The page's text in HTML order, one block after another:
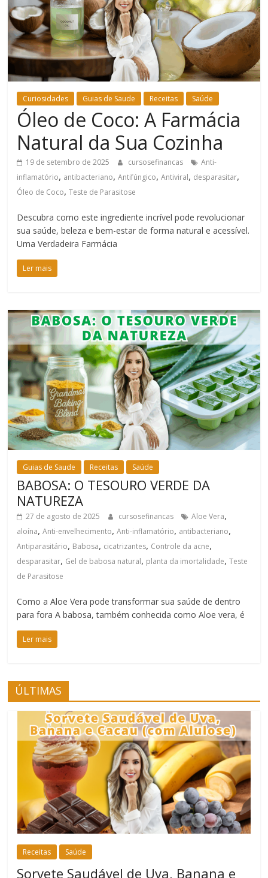
Estar
Curiosidades Guias de Saude Receitas Saúde
Óleo de Coco: A Farmácia
Natural da Sua Cozinha
19 de setembro de 2025 cursosefinancas
Anti-
inflamatório, antibacteriano,Antifúngico,Antiviral, desparasitar,
Óleo de Coco,Teste de Parasitose
Descubra como este ingrediente incrível pode revolucionar
sua saúde, beleza e bem-estar de forma natural e acessível.
Uma Verdadeira Farmácia
Ler mais
Guias de Saude Receitas Saúde
BABOSA: O TESOURO VERDE DA
NATUREZA
27 de agosto de 2025 cursosefinancas Aloe Vera,
aloína,Anti-envelhecimento,Anti-inflamatório, antibacteriano,
Antiparasitário, Babosa, cicatrizantes, Controle da acne,
desparasitar, Gel de babosa natural, planta da imortalidade,Teste
de Parasitose
Como a Aloe Vera pode transformar sua saúde de dentro
para fora A babosa, também conhecida como Aloe vera, é
Ler mais
ÚLTIMAS
Receitas Saúde
Sorvete Saudável de Uva, Banana e